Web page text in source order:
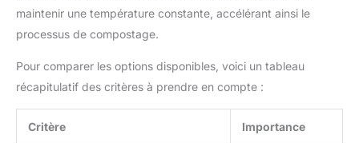
maintenir une température constante, accélérant ainsi le
processus de compostage.
Pour comparer les options disponibles, voici un tableau
récapitulatif des critères à prendre en compte :
Critère Importance